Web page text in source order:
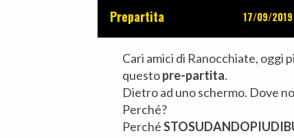
Prepartita 17/09/2019
Cari amici di Ranocchiate, oggi
questopre-partita.
Dietro ad uno schermo. Dove
Perché?
Perché